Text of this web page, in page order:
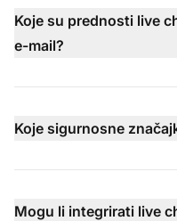
Koje su prednosti live
e-mail?
Koje sigurnosne
Mogu li integrirati live